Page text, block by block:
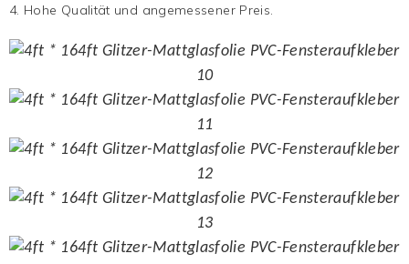
4. Hohe Qualität und angemessener Preis.